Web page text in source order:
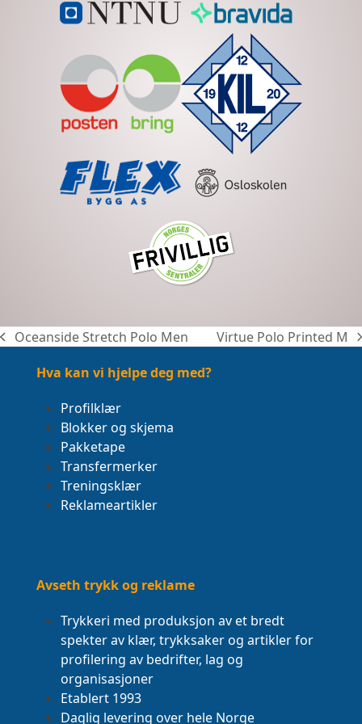
previous
Oceanside Stretch Polo Men
next
Virtue Polo Printed M
Hva kan vi hjelpe deg med?
Profilklær
Blokker og skjema
Pakketape
Transfermerker
Treningsklær
Reklameartikler
Avseth trykk og reklame
Trykkeri med produksjon av et bredt
spekter av klær, trykksaker og artikler for
profilering av bedrifter, lag og
organisasjoner
Etablert 1993
Daglig levering over hele Norge